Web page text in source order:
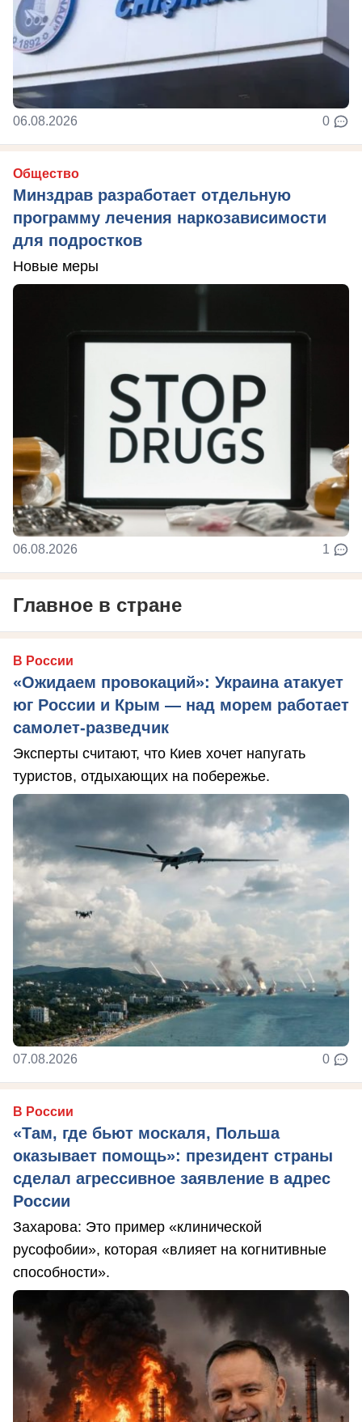
06.08.2026 0
Общество
Минздрав разработает отдельную
программу лечения наркозависимости
для подростков
Новые меры
06.08.2026 1
Главное в стране
В России
«Ожидаем провокаций»: Украина атакует
юг России и Крым — над морем работает
самолет-разведчик
Эксперты считают, что Киев хочет напугать
туристов, отдыхающих на побережье.
07.08.2026 0
В России
«Там, где бьют москаля, Польша
оказывает помощь»: президент страны
сделал агрессивное заявление в адрес
России
Захарова: Это пример «клинической
русофобии», которая «влияет на когнитивные
способности».